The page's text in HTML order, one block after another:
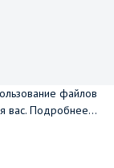
файлов
вас. Подробнее...